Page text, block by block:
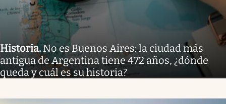
Historia. No es Buenos Aires: la ciudad más
antigua de Argentina tiene 472 años, ¿dónde
queda y cuál es su historia?